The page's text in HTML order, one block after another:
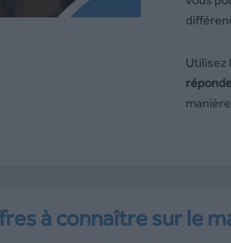
Utilisez
à connaître sur le